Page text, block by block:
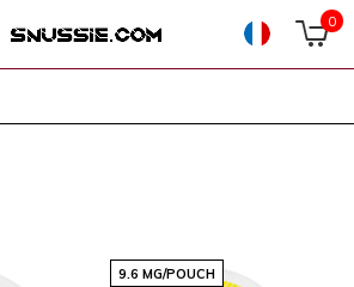
0
9.6 MG/POUCH